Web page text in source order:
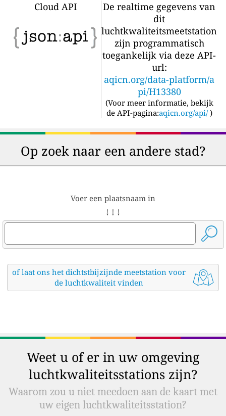
Cloud API
De realtime gegevens van
dit
luchtkwaliteitsmeetstation
zijn programmatisch
toegankelijk via deze API-
url:
aqicn.org/data-platform/a
pi/H13380
(Voor meer informatie, bekijk
de API-pagina:aqicn.org/api/ )
Op zoek naar een andere stad?
Voer een plaatsnaam in
↓ ↓ ↓
of laat ons het dichtstbijzijnde meetstation voor
de luchtkwaliteit vinden
Weet u of er in uw omgeving
luchtkwaliteitsstations zijn?
Waarom zou u niet meedoen aan de kaart met
uw eigen luchtkwaliteitsstation?